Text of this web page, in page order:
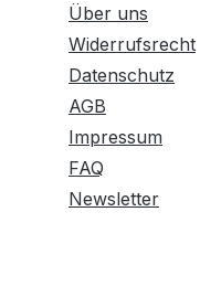
Über uns
Widerrufsrecht
Datenschutz
AGB
Impressum
FAQ
Newsletter